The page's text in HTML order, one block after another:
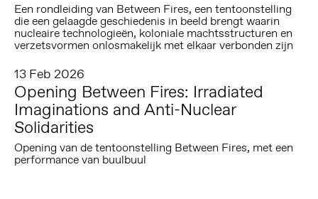
Een rondleiding van Between Fires, een tentoonstelling
die een gelaagde geschiedenis in beeld brengt waarin
nucleaire technologieën, koloniale machtsstructuren en
verzetsvormen onlosmakelijk met elkaar verbonden zijn
13 Feb 2026
Opening Between Fires: Irradiated
Imaginations and Anti-Nuclear
Solidarities
Opening van de tentoonstelling Between Fires, met een
performance van buulbuul